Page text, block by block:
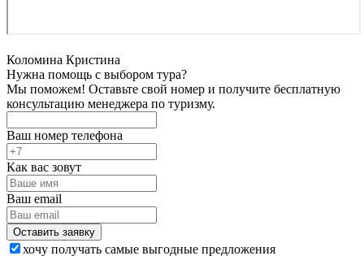
Коломина Кристина
Нужна помощь с выбором тура?
Мы поможем! Оставьте свой номер и получите бесплатную
консультацию менеджера по туризму.
Ваш номер телефона
Как вас зовут
Ваш email
хочу получать самые выгодные предложения